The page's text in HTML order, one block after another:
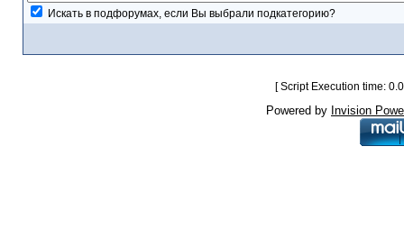
Искать в подфорумах, если Вы выбрали подкатегорию?
[ Script Execution time:
Powered by Invision